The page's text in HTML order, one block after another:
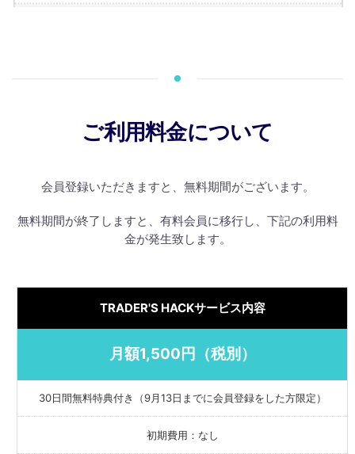
ご利用料金について
会員登録いただきますと、無料期間がございます。
無料期間が終了しますと、有料会員に移行し、下記の利用料
金が発生致します。
TRADER'S HACKサービス内容
月額1,500円（税別）
30日間無料特典付き（9月13日までに会員登録をした方限定）
初期費用：なし